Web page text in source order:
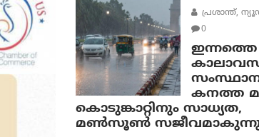
പ്രശാന്ത്,
0
ഇന്നത്തെ
കനത്ത
കൊടുങ്കാറ്റിനും സാധ്യത,
മൺസൂൺ